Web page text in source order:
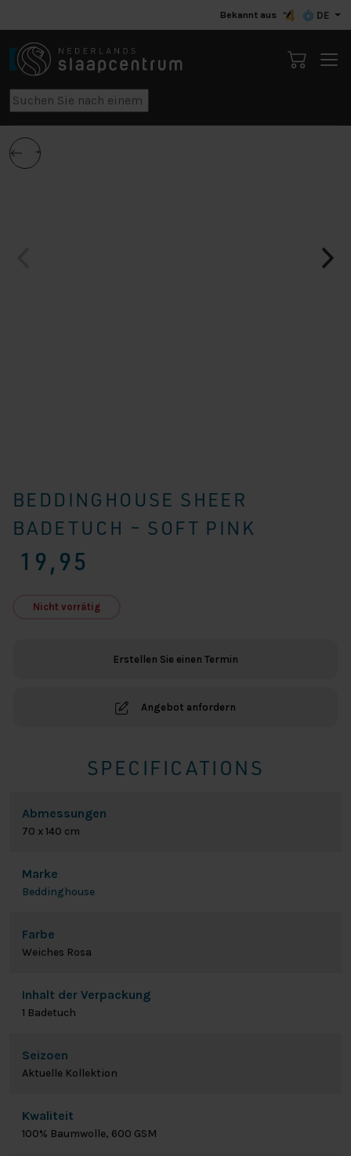
Bekannt aus DE
BEDDINGHOUSE SHEER
BADETUCH – SOFT PINK
19,95
Nicht vorrätig
Erstellen Sie einen Termin
Angebot anfordern
SPECIFICATIONS
Abmessungen
70 x 140 cm
Marke
Beddinghouse
Farbe
Weiches Rosa
Inhalt der Verpackung
1 Badetuch
Seizoen
Aktuelle Kollektion
Kwaliteit
100% Baumwolle, 600 GSM